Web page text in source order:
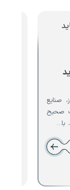
صنایع
صحیح
با…